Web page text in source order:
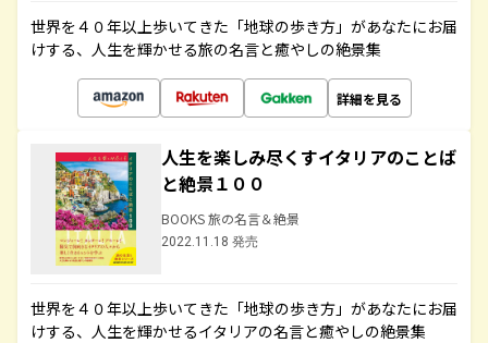
世界を４０年以上歩いてきた「地球の歩き方」があなたにお届
けする、人生を輝かせる旅の名言と癒やしの絶景集
詳細を見る
人生を楽しみ尽くすイタリアのことば
と絶景１００
BOOKS 旅の名言＆絶景
2022.11.18 発売
世界を４０年以上歩いてきた「地球の歩き方」があなたにお届
けする、人生を輝かせるイタリアの名言と癒やしの絶景集